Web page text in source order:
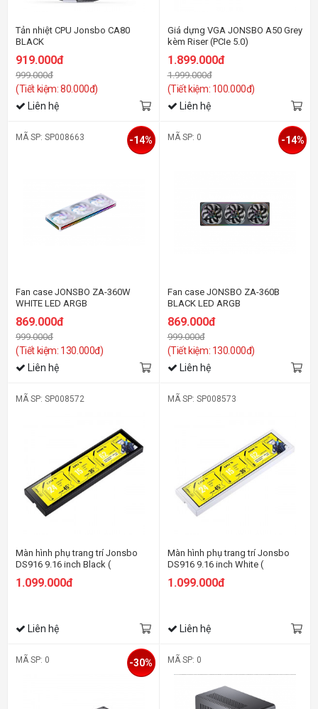
Tản nhiệt CPU Jonsbo CA80
BLACK
919.000đ
999.000đ
(Tiết kiệm: 80.000đ)
Liên hệ
Giá dựng VGA JONSBO A50 Grey
kèm Riser (PCIe 5.0)
1.899.000đ
1.999.000đ
(Tiết kiệm: 100.000đ)
Liên hệ
MÃ SP: SP008663
Fan case JONSBO ZA-360W
WHITE LED ARGB
869.000đ
999.000đ
(Tiết kiệm: 130.000đ)
-14%
Liên hệ
MÃ SP: 0
Fan case JONSBO ZA-360B
BLACK LED ARGB
869.000đ
999.000đ
(Tiết kiệm: 130.000đ)
-14%
Liên hệ
MÃ SP: SP008572
Màn hình phụ trang trí Jonsbo
DS916 9.16 inch Black (
462x1920 )
1.099.000đ
Liên hệ
MÃ SP: SP008573
Màn hình phụ trang trí Jonsbo
DS916 9.16 inch White (
462x1920 )
1.099.000đ
Liên hệ
MÃ SP: 0 -30% MÃ SP: 0